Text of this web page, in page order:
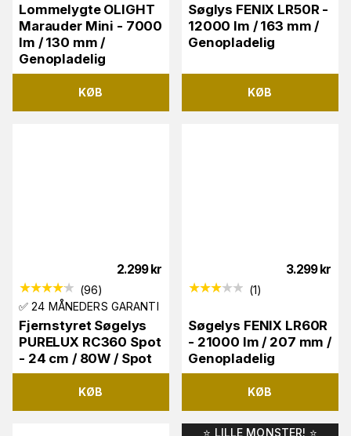
Lommelygte OLIGHT
Marauder Mini - 7000
lm / 130 mm /
Genopladelig
KØB
Søglys FENIX LR50R -
12000 lm / 163 mm /
Genopladelig
KØB
2.299 kr
(96)
✅ 24 MÅNEDERS GARANTI
Fjernstyret Søgelys
PURELUX RC360 Spot
- 24 cm / 80W / Spot
KØB
3.299 kr
(1)
Søgelys FENIX LR60R
- 21000 lm / 207 mm /
Genopladelig
KØB
⭐️ LILLE MONSTER! ⭐️